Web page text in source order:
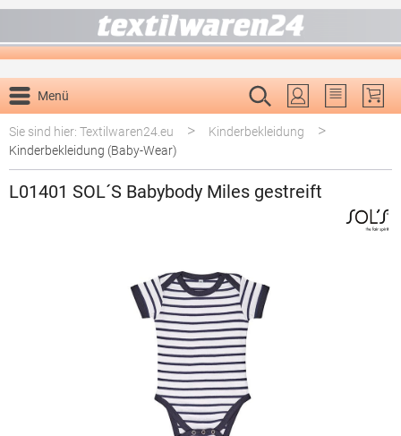
Menü
Du hast 0
Sie sind hier: Textilwaren24.eu
> Kinderbekleidung >
Kinderbekleidung (Baby-Wear)
L01401 SOL´S Babybody Miles gestreift